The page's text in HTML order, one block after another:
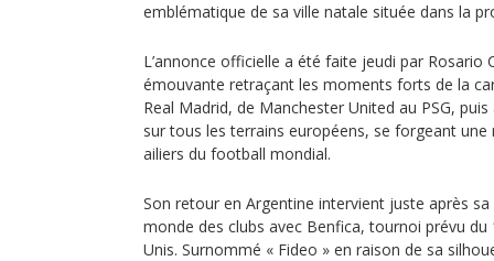
emblématique de sa ville natale située dans la
L’annonce officielle a été faite jeudi par Rosario
émouvante retraçant les moments forts de la
Real Madrid, de Manchester United au PSG,
sur tous les terrains européens, se forgeant une
ailiers du football mondial.
Son retour en Argentine intervient juste après
monde des clubs avec Benfica, tournoi prévu
Unis. Surnommé « Fideo » en raison de sa